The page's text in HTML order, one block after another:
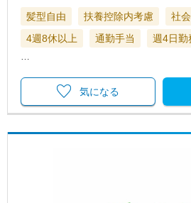
髪型自由 扶養控除内考慮
社
4週8休以上
通勤手当 週4日勤
…
気になる